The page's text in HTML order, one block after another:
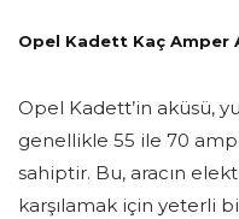
Opel Kadett Kaç Amper
Opel Kadett’in aküsü,
genellikle 55 ile 70
sahiptir. Bu, aracın
karşılamak için yeterli